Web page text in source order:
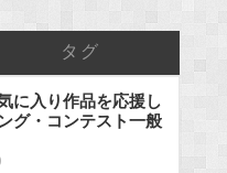
タグ
に入り作品を応援し
グ・コンテスト一般